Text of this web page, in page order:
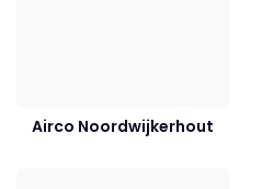
Airco Noordwijkerhout